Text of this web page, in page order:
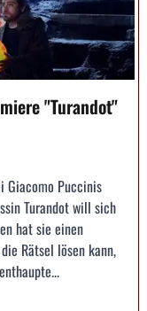
"Turandot"
Giacomo Puccinis
Turandot will sich
hat sie einen
Rätsel lösen kann,